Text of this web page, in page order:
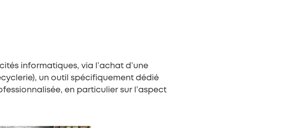
informatiques, via l’achat d’une
un outil spécifiquement dédié
en particulier sur l’aspect